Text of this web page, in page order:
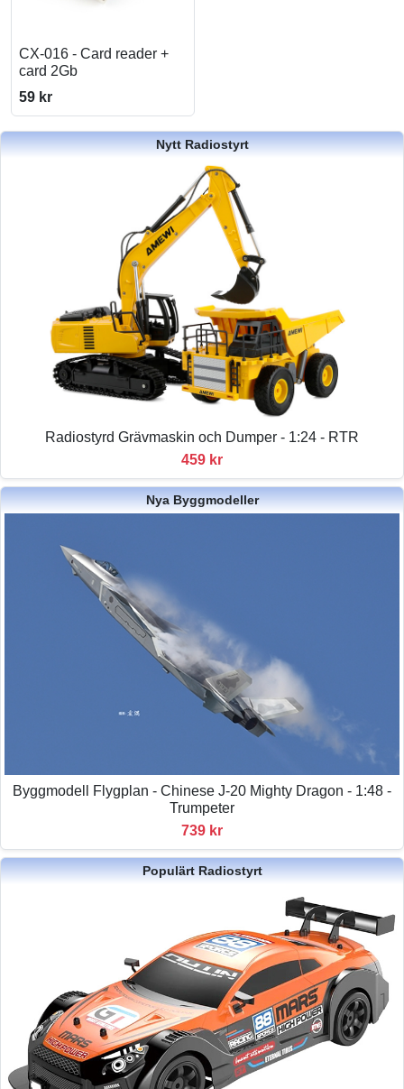
CX-016 - Card reader +
card 2Gb
59 kr
Nytt Radiostyrt
Radiostyrd Grävmaskin och Dumper - 1:24 - RTR
459 kr
Nya Byggmodeller
Byggmodell Flygplan - Chinese J-20 Mighty Dragon - 1:48 -
Trumpeter
739 kr
Populärt Radiostyrt